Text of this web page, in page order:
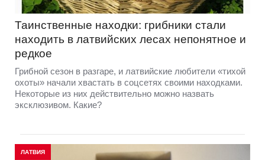
Таинственные находки: грибники стали
находить в латвийских лесах непонятное и
редкое
Грибной сезон в разгаре, и латвийские любители «тихой
охоты» начали хвастать в соцсетях своими находками.
Некоторые из них действительно можно назвать
эксклюзивом. Какие?
ЛАТВИЯ